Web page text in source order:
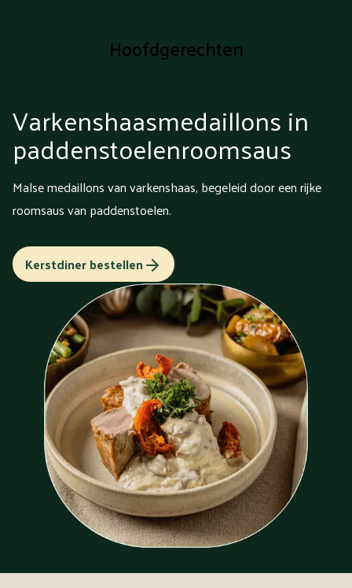
Hoofdgerechten
Varkenshaasmedaillons in
paddenstoelenroomsaus
Malse medaillons van varkenshaas, begeleid door een rijke
roomsaus van paddenstoelen.
Kerstdiner bestellen